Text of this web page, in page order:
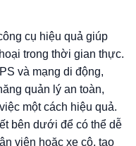
cụ hiệu quả giúp
trong thời gian thực.
và mạng di động,
quản lý an toàn,
một cách hiệu quả.
bên dưới để có thể dễ
viên hoặc xe cộ, tạo